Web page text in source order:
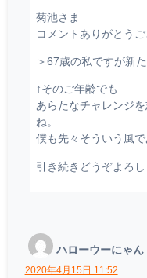
菊池さま
コメントありがとうご
＞67歳の私ですが新
↑そのご年齢でも
あらたなチャレンジ
ね。
僕も先々そういう風
引き続きどうぞよろし
ハローウーにゃん
2020年4月15日 11:52